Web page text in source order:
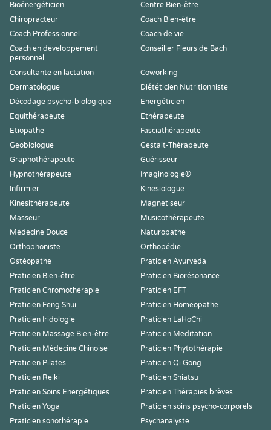
Bioénergéticien
Centre Bien-être
Chiropracteur
Coach Bien-être
Coach Professionnel
Coach de vie
Coach en développement
personnel
Conseiller Fleurs de Bach
Consultante en lactation
Coworking
Dermatologue
Diététicien Nutritionniste
Décodage psycho-biologique
Energéticien
Equithérapeute
Ethérapeute
Etiopathe
Fasciathérapeute
Geobiologue
Gestalt-Thérapeute
Graphothérapeute
Guérisseur
Hypnothérapeute
Imaginologie®
Infirmier
Kinesiologue
Kinesithérapeute
Magnetiseur
Masseur
Musicothérapeute
Médecine Douce
Naturopathe
Orthophoniste
Orthopédie
Ostéopathe
Praticien Ayurvéda
Praticien Bien-être
Praticien Biorésonance
Praticien Chromothérapie
Praticien EFT
Praticien Feng Shui
Praticien Homeopathe
Praticien Iridologie
Praticien LaHoChi
Praticien Massage Bien-être
Praticien Meditation
Praticien Médecine Chinoise
Praticien Phytothérapie
Praticien Pilates
Praticien Qi Gong
Praticien Reiki
Praticien Shiatsu
Praticien Soins Energétiques
Praticien Thérapies brèves
Praticien Yoga
Praticien soins psycho-corporels
Praticien sonothérapie
Psychanalyste